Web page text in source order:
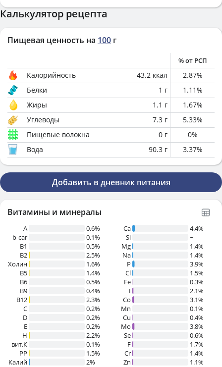
Калькулятор рецепта
Пищевая ценность на 100 г
% от РСП
Калорийность 43.2 ккал 2.87%
Белки
1 г 1.11%
Жиры
1.1 г 1.67%
Углеводы
7.3 г 5.33%
Пищевые волокна
0 г 0%
Вода
90.3 г 3.37%
Добавить в дневник питания
Витамины и минералы
A
0.6%
b-car
0.1%
В1
0.5%
B2
2.5%
Холин
1.6%
B5
1.4%
B6
0.5%
B9
0.4%
B12
2.3%
C
0.2%
D
0.2%
E
0.2%
H
2.2%
вит.К
0.1%
PP
1.5%
Калий
2%
Ca
4.4%
Si
~
Mg
1.4%
Na
1.4%
P
3.9%
Cl
1.5%
Fe
0.3%
I
2.1%
Co
3.1%
Mn
0.1%
Cu
0.4%
Mo
3.8%
Se
0.6%
F
1.7%
Cr
1.4%
Zn
1.1%